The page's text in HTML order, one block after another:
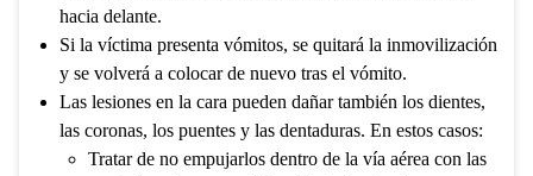
hacia delante.
Si la víctima presenta vómitos, se quitará la inmovilización
y se volverá a colocar de nuevo tras el vómito.
Las lesiones en la cara pueden dañar también los dientes,
las coronas, los puentes y las dentaduras. En estos casos:
Tratar de no empujarlos dentro de la vía aérea con las